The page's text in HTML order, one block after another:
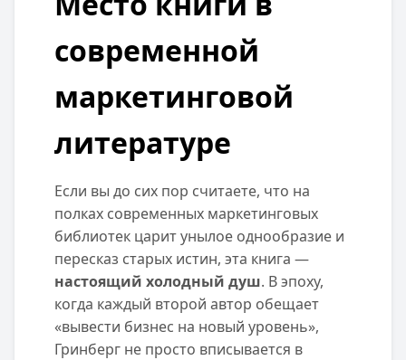
современной
маркетинговой
литературе
Если вы до сих пор считаете, что на
полках современных маркетинговых
библиотек царит унылое однообразие и
пересказ старых истин, эта книга —
настоящий холодный душ. В эпоху,
когда каждый второй автор обещает
«вывести бизнес на новый уровень»,
Гринберг не просто вписывается в